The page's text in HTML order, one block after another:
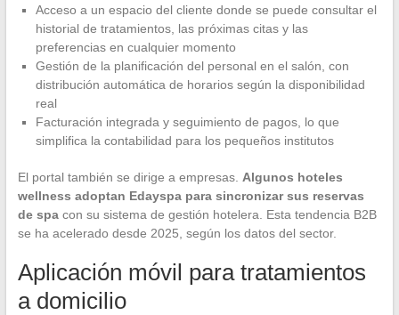
Acceso a un espacio del cliente donde se puede consultar el
historial de tratamientos, las próximas citas y las
preferencias en cualquier momento
Gestión de la planificación del personal en el salón, con
distribución automática de horarios según la disponibilidad
real
Facturación integrada y seguimiento de pagos, lo que
simplifica la contabilidad para los pequeños institutos
El portal también se dirige a empresas. Algunos hoteles
wellness adoptan Edayspa para sincronizar sus reservas
de spacon su sistema de gestión hotelera. Esta tendencia B2B
se ha acelerado desde 2025, según los datos del sector.
Aplicación móvil para tratamientos
a domicilio